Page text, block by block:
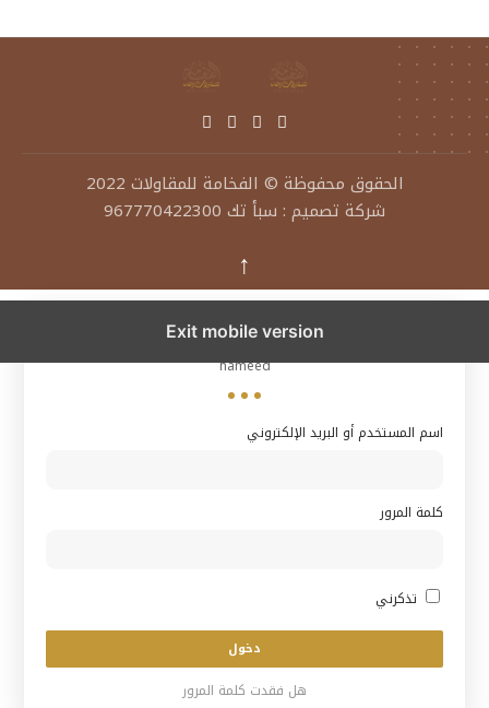
الحقوق محفوظة © الفخامة للمقاولات
شركة تصميم : سبأ تك 967770422300
↑
Exit mobile version
hameed
hameed
اسم المستخدم أو البريد الإلكتروني
كلمة المرور
تذكرني
هل فقدت كلمة المرور